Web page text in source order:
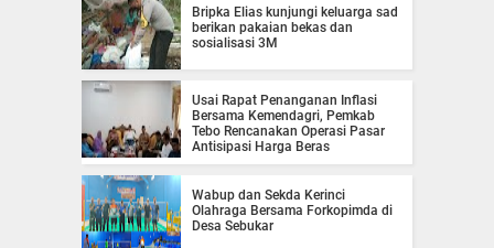
Bripka Elias kunjungi keluarga sad
berikan pakaian bekas dan
sosialisasi 3M
Usai Rapat Penanganan Inflasi
Bersama Kemendagri, Pemkab
Tebo Rencanakan Operasi Pasar
Antisipasi Harga Beras
Wabup dan Sekda Kerinci
Olahraga Bersama Forkopimda di
Desa Sebukar